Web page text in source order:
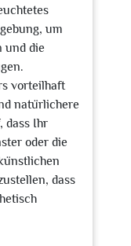
um
und die
vorteilhaft
natürlichere
dass Ihr
oder die
dass